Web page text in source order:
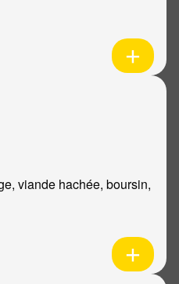
viande hachée, boursin,